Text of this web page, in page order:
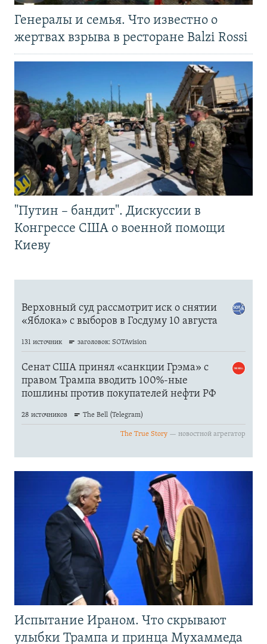
Генералы и семья. Что известно о
жертвах взрыва в ресторане Balzi Rossi
"Путин – бандит". Дискуссии в
Конгрессе США о военной помощи
Киеву
Испытание Ираном. Что скрывают
улыбки Трампа и принца Мухаммеда